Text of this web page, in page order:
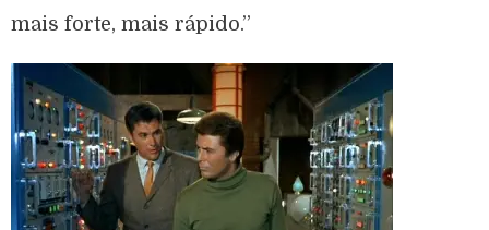
mais forte, mais rápido.”